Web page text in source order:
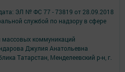
ЭЛ № ФС 77 - 73819 от 28.09.2018
службой по надзору в сфере
коммуникаций
Джулия Анатольевна
Татарстан, Менделеевский р-н, г.